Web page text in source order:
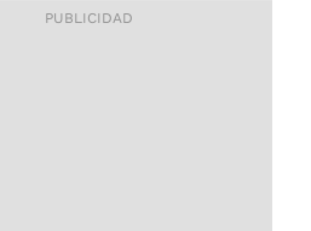
ACCESO FULL - $1.800/MES